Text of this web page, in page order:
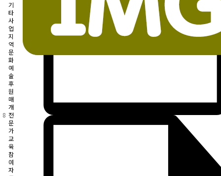
8
기
타
사
업
지
역
문
화
예
술
후
원
매
개
전
문
가
교
육
참
여
자